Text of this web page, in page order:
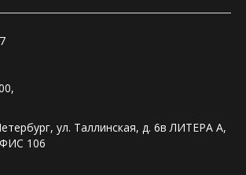
ул. Таллинская, д. 6в ЛИТЕРА А,
106